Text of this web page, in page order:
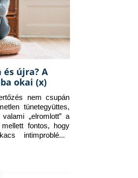
újra? A
okai (x)
nem csupán
tünetegyüttes,
„elromlott” a
fontos, hogy
intimprobléma